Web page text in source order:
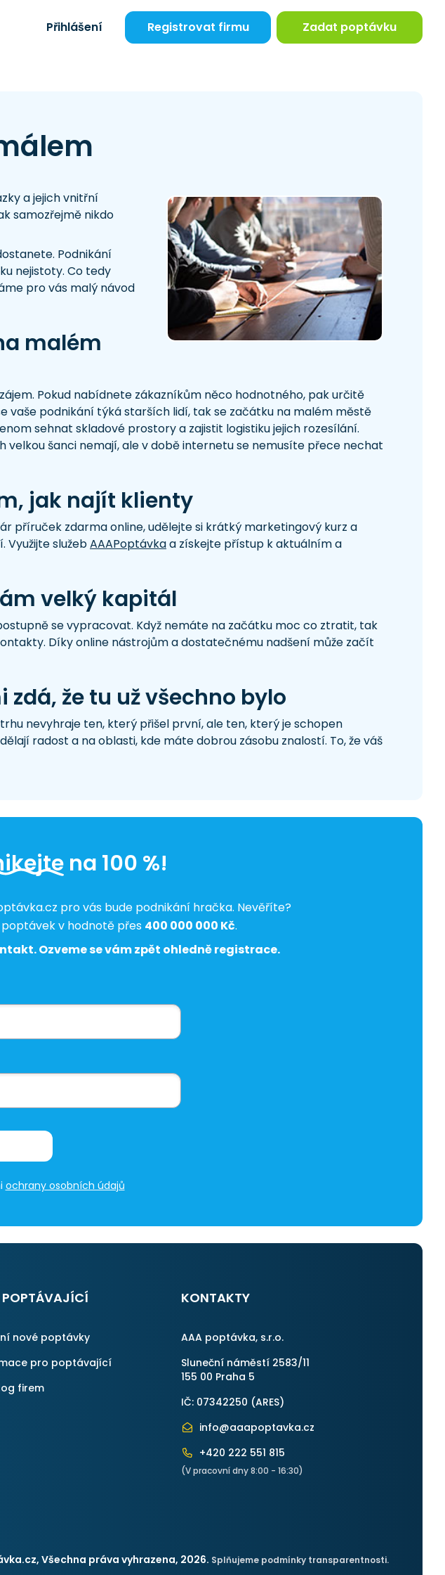
Přihlášení Registrovat firmu Zadat poptávku
a jejich vnitřní
samozřejmě nikdo
Podnikání
nejistoty. Co tedy
pro vás malý návod
malém
Pokud nabídnete zákazníkům něco hodnotného, pak určitě
vaše podnikání týká starších lidí, tak se začátku na malém městě
sehnat skladové prostory a zajistit logistiku jejich rozesílání.
šanci nemají, ale v době internetu se nemusíte přece nechat
jak najít klienty
příruček zdarma online, udělejte si krátký marketingový kurz a
Využijte služebAAAPoptávkaa získejte přístup k aktuálním a
velký kapitál
se vypracovat. Když nemáte na začátku moc co ztratit, tak
Díky online nástrojům a dostatečnému nadšení může začít
že tu už všechno bylo
nevyhraje ten, který přišel první, ale ten, který je schopen
radost a na oblasti, kde máte dobrou zásobu znalostí. To, že váš
na 100 %!
pro vás bude podnikání hračka. Nevěříte?
poptávek v hodnotě přes 400 000 000 Kč.
Ozveme se vám zpět ohledně registrace.
ochrany osobních údajů
POPTÁVAJÍCÍ
nové poptávky
pro poptávající
firem
KONTAKTY
AAA poptávka, s.r.o.
Sluneční náměstí 2583/11
155 00 Praha 5
IČ: 07342250 (ARES)
info@aaapoptavka.cz
+420 222 551 815
(V pracovní dny 8:00 - 16:30)
Všechna práva vyhrazena, 2026. Splňujeme podmínky transparentnosti.